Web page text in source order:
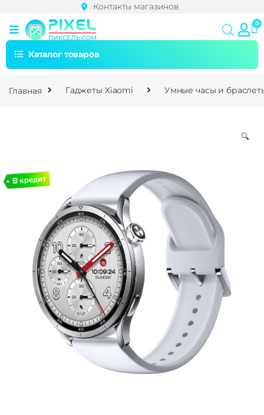
Контакты магазинов
Каталог товаров
Главная Гаджеты Xiaomi Умные часы и
🔍